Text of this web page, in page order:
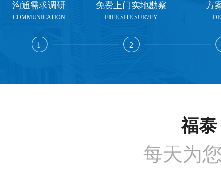
沟通需求调研
COMMUNICATION
1
免费上门实地勘察
FREE SITE SURVEY
2
方
福泰
每天为